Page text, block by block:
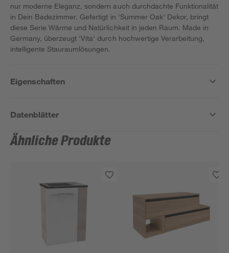
nur moderne Eleganz, sondern auch durchdachte Funktionalität
in Dein Badezimmer. Gefertigt in 'Summer Oak' Dekor, bringt
diese Serie Wärme und Natürlichkeit in jeden Raum. Made in
Germany, überzeugt 'Vita' durch hochwertige Verarbeitung,
intelligente Stauraumlösungen.
Eigenschaften
Datenblätter
Ähnliche Produkte